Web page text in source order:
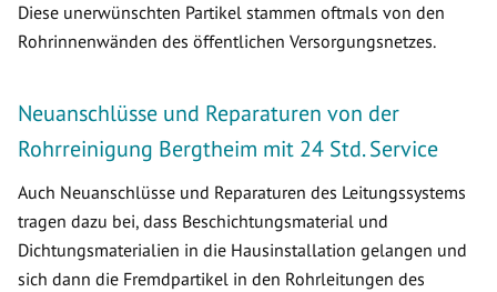
Diese unerwünschten Partikel stammen oftmals von den
Rohrinnenwänden des öffentlichen Versorgungsnetzes.
Neuanschlüsse und Reparaturen von der
Rohrreinigung Bergtheim mit 24 Std. Service
Auch Neuanschlüsse und Reparaturen des Leitungssystems
tragen dazu bei, dass Beschichtungsmaterial und
Dichtungsmaterialien in die Hausinstallation gelangen und
sich dann die Fremdpartikel in den Rohrleitungen des